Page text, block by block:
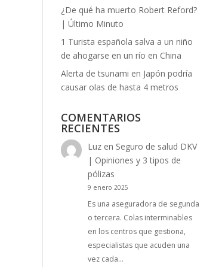
¿De qué ha muerto Robert Reford?
| Último Minuto
1 Turista española salva a un niño
de ahogarse en un río en China
Alerta de tsunami en Japón podría
causar olas de hasta 4 metros
COMENTARIOS
RECIENTES
Luz en Seguro de salud DKV
| Opiniones y 3 tipos de
pólizas
9 enero 2025
Es una aseguradora de segunda
o tercera. Colas interminables
en los centros que gestiona,
especialistas que acuden una
vez cada…